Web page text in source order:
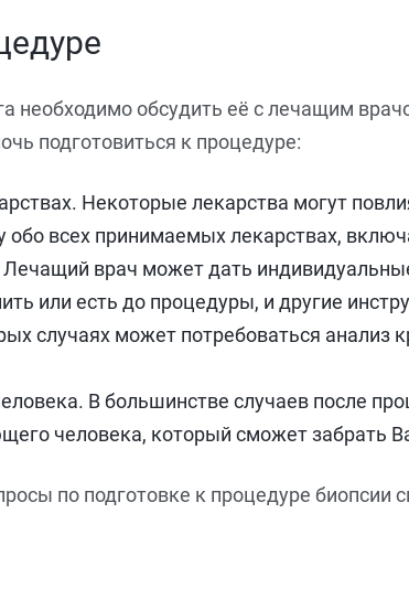
необходимо обсудить её с лечащим
подготовиться к процедуре:
Некоторые лекарства могут
всех принимаемых лекарствах,
врач может дать
или есть до процедуры, и другие
случаях может потребоваться
В большинстве случаев после
человека, который сможет забрать
по подготовке к процедуре биопсии